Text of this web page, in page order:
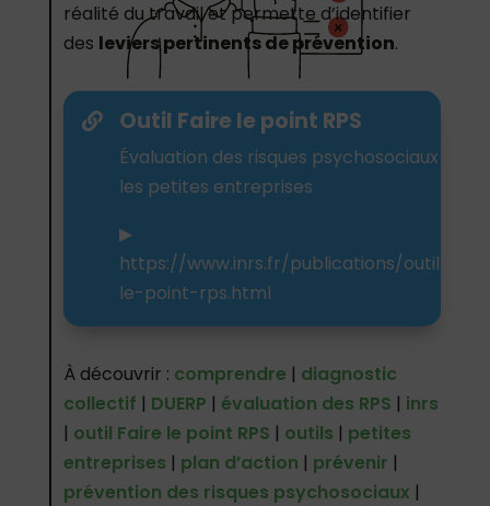
réalité du travail et permette d’identifier
des leviers pertinents de prévention.
 Outil Faire le point RPS
Évaluation des risques psychosociaux dans
les petites entreprises
▶
https://www.inrs.fr/publications/outils/
le-point-rps.html
À découvrir : comprendre | diagnostic
collectif | DUERP | évaluation des RPS | inrs
| outil Faire le point RPS | outils | petites
entreprises | plan d’action | prévenir |
prévention des risques psychosociaux |